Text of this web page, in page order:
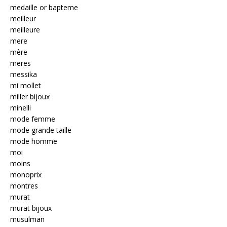
medaille or bapteme
meilleur
meilleure
mere
mère
meres
messika
mi mollet
miller bijoux
minelli
mode femme
mode grande taille
mode homme
moi
moins
monoprix
montres
murat
murat bijoux
musulman